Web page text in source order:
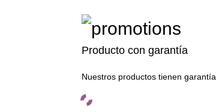
Producto con garantía
Nuestros productos tienen garantía